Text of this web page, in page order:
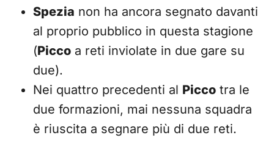
Spezia non ha ancora segnato davanti
al proprio pubblico in questa stagione
(Picco a reti inviolate in due gare su
due).
Nei quattro precedenti al Picco tra le
due formazioni, mai nessuna squadra
è riuscita a segnare più di due reti.